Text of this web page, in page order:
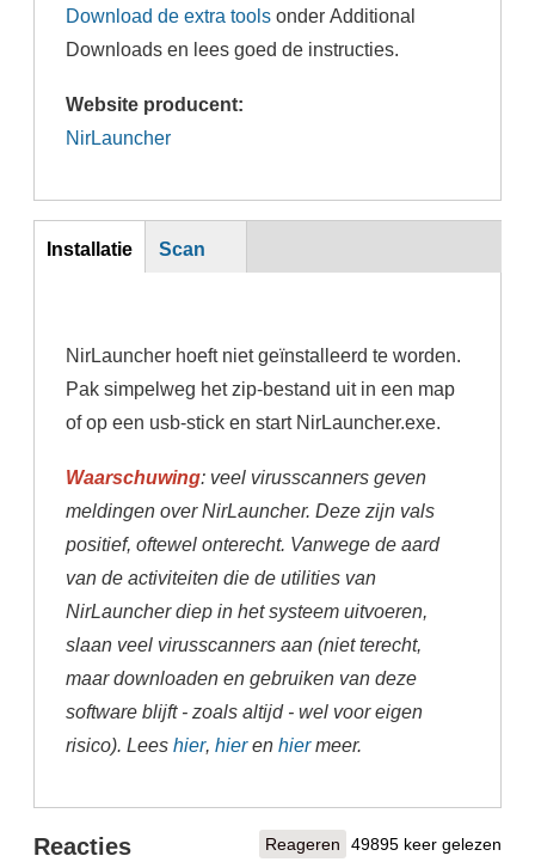
Download de extra tools onder Additional
Downloads en lees goed de instructies.
Website producent:
NirLauncher
Inst
Installatie
Scan
NirLauncher hoeft niet geïnstalleerd te worden.
Pak simpelweg het zip-bestand uit in een map
of op een usb-stick en start NirLauncher.exe.
Waarschuwing: veel virusscanners geven
meldingen over NirLauncher. Deze zijn vals
positief, oftewel onterecht. Vanwege de aard
van de activiteiten die de utilities van
NirLauncher diep in het systeem uitvoeren,
slaan veel virusscanners aan (niet terecht,
maar downloaden en gebruiken van deze
software blijft - zoals altijd - wel voor eigen
risico). Leeshier,hierenhiermeer.
Reageren 49895 keer gelezen
Reacties